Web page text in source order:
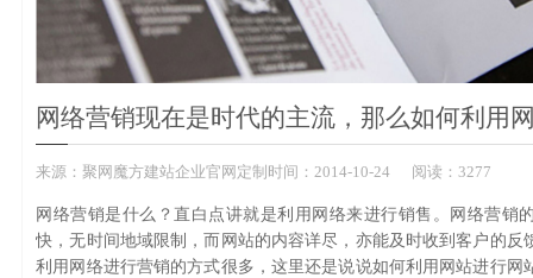
网络营销现在是时代的主流，那么如何利用
来源： 聚网魔方建站企业官网定制 时间：2014-10-24 阅读：3277
网络营销是什么？直白点讲就是利用网络来进行销售。网络营销
快，无时间地域限制，而网站的内容详尽，亦能及时收到客户的反
利用网络进行营销的方式很多，这里还是说说如何利用网站进行网